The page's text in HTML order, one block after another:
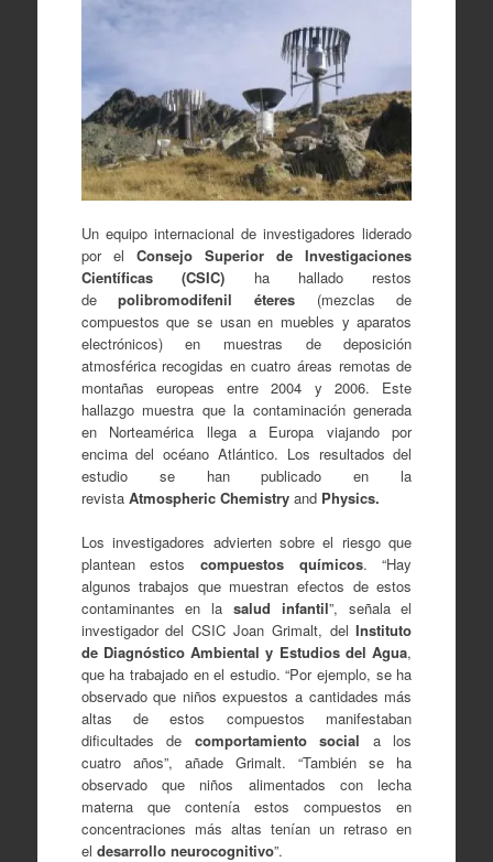
Un equipo internacional de investigadores liderado
por el Consejo Superior de Investigaciones
Científicas (CSIC) ha hallado restos
depolibromodifenil éteres (mezclas de
compuestos que se usan en muebles y aparatos
electrónicos) en muestras de deposición
atmosférica recogidas en cuatro áreas remotas de
montañas europeas entre 2004 y 2006. Este
hallazgo muestra que la contaminación generada
en Norteamérica llega a Europa viajando por
encima del océano Atlántico. Los resultados del
estudio se han publicado en la
revista Atmospheric Chemistryand Physics.
Los investigadores advierten sobre el riesgo que
plantean estos compuestos químicos. “Hay
algunos trabajos que muestran efectos de estos
contaminantes en la salud infantil”, señala el
investigador del CSIC Joan Grimalt, delInstituto
de Diagnóstico Ambiental y Estudios del Agua,
que ha trabajado en el estudio. “Por ejemplo, se ha
observado que niños expuestos a cantidades más
altas de estos compuestos manifestaban
dificultades de comportamiento social a los
cuatro años”, añade Grimalt. “También se ha
observado que niños alimentados con lecha
materna que contenía estos compuestos en
concentraciones más altas tenían un retraso en
el desarrollo neurocognitivo”.